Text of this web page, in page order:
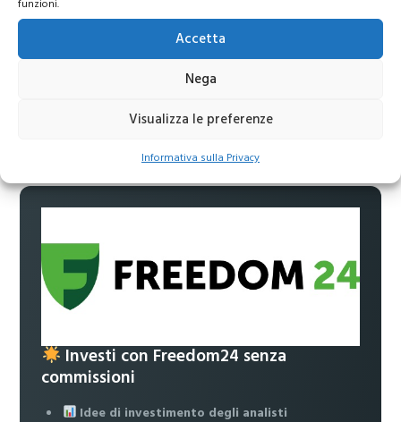
funzioni.
Accetta
Nega
Visualizza le preferenze
Informativa sulla Privacy
Unisciti al nostro canale Telegram!
tuoi investimenti
Investi con Freedom24 senza
commissioni
Idee di investimento degli analisti